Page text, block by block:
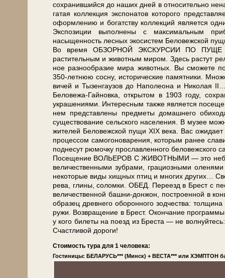
со­хра­нив­ший­ся до на­ших дней в от­но­си­тель­но
га­тая кол­лек­ция экс­по­на­тов ко­то­ро­го
оформлению и богатству кол­лек­ций яв­ля­ет­ся
Экспозиции выполнены с максимальным
насыщенность лесных экосистем Бе­ло­веж­ской
Во вре­мя ОБЗОРНОЙ ЭКСКУРСИИ ПО ПУЩЕ Вы
растительным и животным ми­ром. Здесь растут
ное раз­но­об­ра­зие ми­ра жи­вот­ных. Вы смо­же­те
350-летнюю сосну, ис­то­ри­че­ские па­мят­ни­ки.
ви­чей и Ты­зен­гау­зов до На­по­лео­на и Ни­ко­лая
Беловежа-Гайновка, открытом в 1903 го­ду,
украшениями. Интересным так­же яв­ля­ет­ся
нем пред­став­ле­ны пред­ме­ты до­маш­не­го
существование сельского на­се­ле­ния. В музее
жи­те­лей Бе­ло­веж­ской пу­щи XIX ве­ка. Вас
процессом самогоноварения, ко­то­рым ранее
поднесут рюмочку прославленного беловежского
По­се­ще­ние ВОЛЬЕРОВ С ЖИВОТНЫМИ — это
величественными зубрами, грациозными
некоторые ви­ды хищных птиц и мно­гих дру­гих…
ре­ва, гли­ны, со­лом­ки. ОБЕД. Пе­ре­езд в Брест с
ве­ли­че­ствен­ной башни-донжон, по­стро­ен­ной в
об­ра­зец древ­не­го обо­рон­но­го зод­че­ства:
ру­жи. Воз­вра­ще­ние в Брест. Окон­ча­ние
у кого би­ле­ты на по­езд из Бре­ста — не
Счастливой до­ро­ги!
Стоимость тура для 1 человека:
Гостиницы: БЕЛАРУСЬ*** (Минск) + ВЕСТА*** или ХЭМПТОН